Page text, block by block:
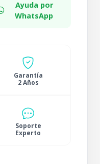
Ayuda por
WhatsApp
Garantía
2 Años
Soporte
Experto